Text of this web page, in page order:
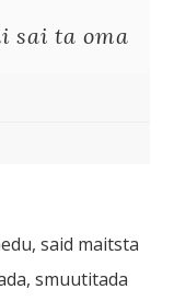
sai ta oma
said maitsta
smuutitada